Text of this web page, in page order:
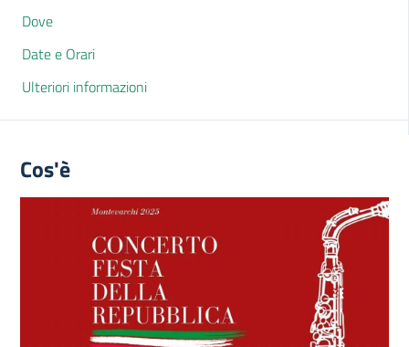
Dove
Date e Orari
Ulteriori informazioni
Cos'è